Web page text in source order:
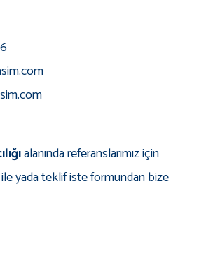
alanında referanslarımız için
yada teklif iste formundan bize